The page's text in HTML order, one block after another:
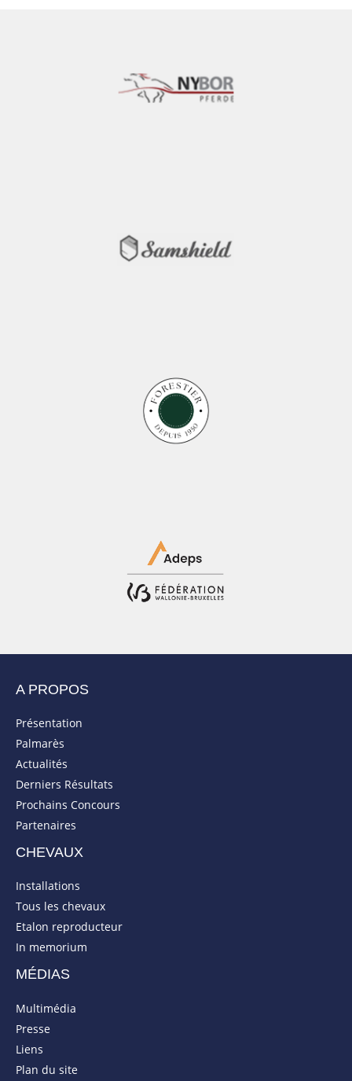
A PROPOS
Présentation
Palmarès
Actualités
Derniers Résultats
Prochains Concours
Partenaires
CHEVAUX
Installations
Tous les chevaux
Etalon reproducteur
In memorium
MÉDIAS
Multimédia
Presse
Liens
Plan du site